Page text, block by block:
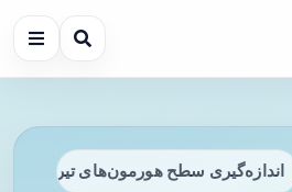
اندازه‌گیری سطح هورمون‌های تیروئید